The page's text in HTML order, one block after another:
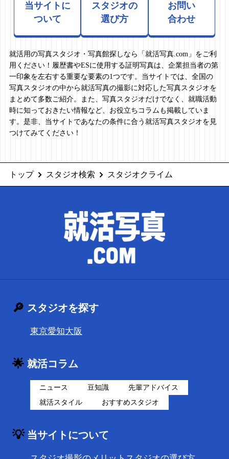
当サイトに
ついて
スタジオの
選び方
お問い
合わせ
就活用の写真スタジオ・写真館探しなら「就活写真.com」をご利
用ください！履歴書やESに使用する証明写真は、企業担当者の第
一印象を左右する重要な要素の1つです。当サイトでは、全国の
写真スタジオの中から就活写真の撮影に対応した写真スタジオを
まとめて多数ご紹介。また、写真スタジオだけでなく、就職活動
時に知っておきたい情報など、お役立ちコラムも掲載していま
す。是非、当サイトであなたの条件に合う就活写真スタジオを見
つけてみてください！
トップ スタジオ検索 スタジオクライム
🔎 スタジオを探す
東京愛知大阪
🌟 就活コラム
ニュース 豆知識
先輩アドバイス
就活スタイル
おすすめスタジオ
💡 当サイトについて